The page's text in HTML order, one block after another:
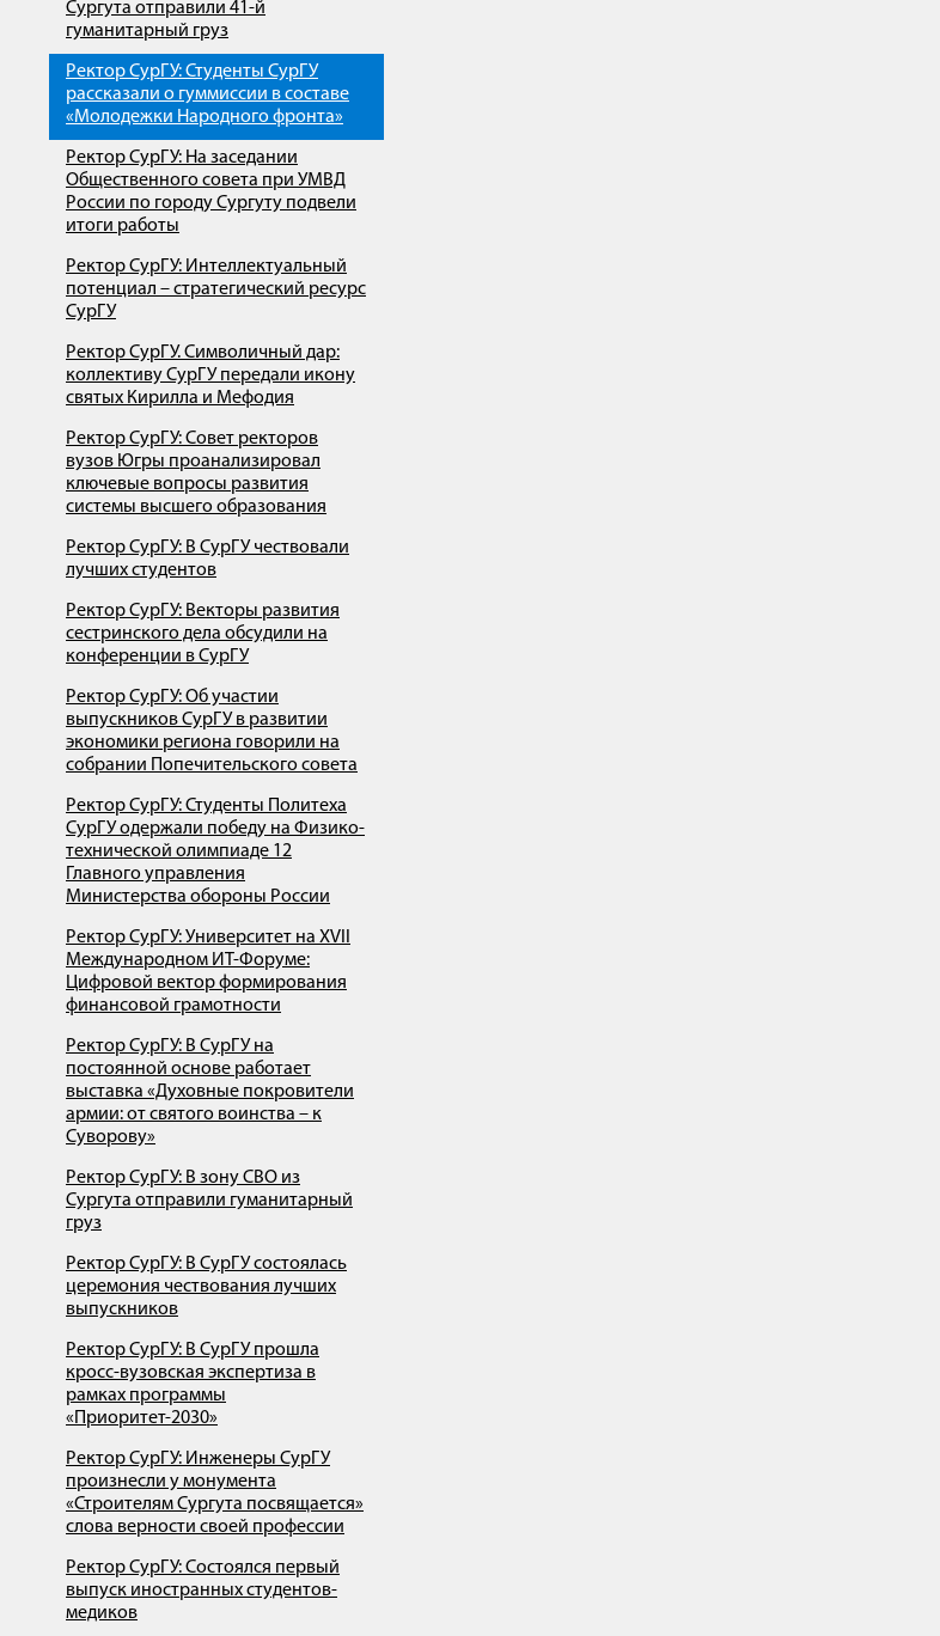
Сургута отправили 41-й
гуманитарный груз
Ректор СурГУ: Студенты СурГУ
рассказали о гуммиссии в составе
«Молодежки Народного фронта»
Ректор СурГУ: На заседании
Общественного совета при УМВД
России по городу Сургуту подвели
итоги работы
Ректор СурГУ: Интеллектуальный
потенциал – стратегический ресурс
СурГУ
Ректор СурГУ. Символичный дар:
коллективу СурГУ передали икону
святых Кирилла и Мефодия
Ректор СурГУ: Совет ректоров
вузов Югры проанализировал
ключевые вопросы развития
системы высшего образования
Ректор СурГУ: В СурГУ чествовали
лучших студентов
Ректор СурГУ: Векторы развития
сестринского дела обсудили на
конференции в СурГУ
Ректор СурГУ: Об участии
выпускников СурГУ в развитии
экономики региона говорили на
собрании Попечительского совета
Ректор СурГУ: Студенты Политеха
СурГУ одержали победу на Физико-
технической олимпиаде 12
Главного управления
Министерства обороны России
Ректор СурГУ: Университет на XVII
Международном ИT-Форуме:
Цифровой вектор формирования
финансовой грамотности
Ректор СурГУ: В СурГУ на
постоянной основе работает
выставка «Духовные покровители
армии: от святого воинства – к
Суворову»
Ректор СурГУ: В зону СВО из
Сургута отправили гуманитарный
груз
Ректор СурГУ: В СурГУ состоялась
церемония чествования лучших
выпускников
Ректор СурГУ: В СурГУ прошла
кросс-вузовская экспертиза в
рамках программы
«Приоритет-2030»
Ректор СурГУ: Инженеры СурГУ
произнесли у монумента
«Строителям Сургута посвящается»
слова верности своей профессии
Ректор СурГУ: Состоялся первый
выпуск иностранных студентов-
медиков